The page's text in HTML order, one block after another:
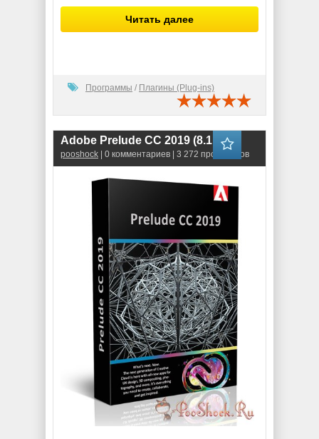
Читать далее
Программы / Плагины (Plug-ins)
Adobe Prelude CC 2019 (8.1.1.39)
pooshock | 0 комментариев | 3 272 просмотров